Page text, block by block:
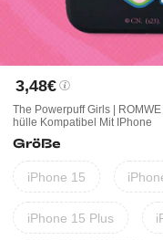
3,48€
The Powerpuff Girls |
Hülle Kompatibel Mit IPhone
Größe
iPhone 15
iPhone 15 Plus